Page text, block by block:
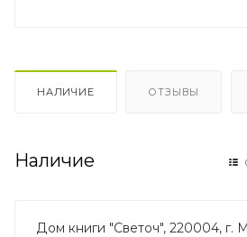
НАЛИЧИЕ ОТЗЫВЫ
Наличие
Дом книги "Светоч", 220004, г.